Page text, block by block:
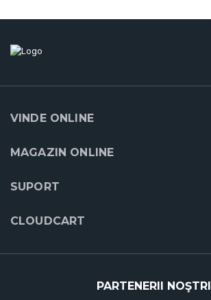
VINDE ONLINE
MAGAZIN ONLINE
SUPORT
CLOUDCART
PARTENERII NOŞTRI